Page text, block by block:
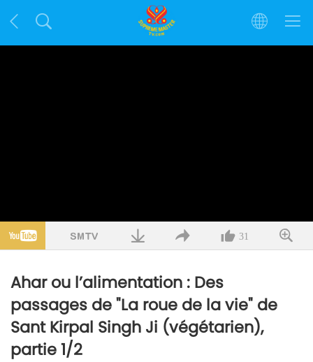
31
Ahar ou l’alimentation : Des
passages de "La roue de la vie" de
Sant Kirpal Singh Ji (végétarien),
partie 1/2